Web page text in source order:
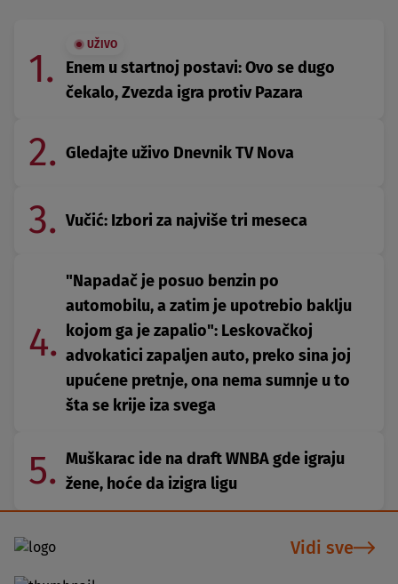
1.
UŽIVO
Enem u startnoj postavi: Ovo se dugo
čekalo, Zvezda igra protiv Pazara
2. Gledajte uživo Dnevnik TV Nova
3. Vučić: Izbori za najviše tri meseca
4.
"Napadač je posuo benzin po
automobilu, a zatim je upotrebio baklju
kojom ga je zapalio": Leskovačkoj
advokatici zapaljen auto, preko sina joj
upućene pretnje, ona nema sumnje u to
šta se krije iza svega
5. Muškarac ide na draft WNBA gde igraju
žene, hoće da izigra ligu
Vidi sve